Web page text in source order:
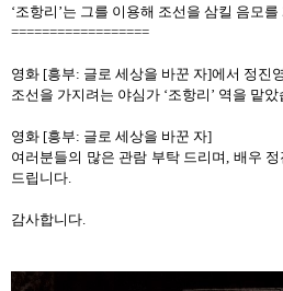
‘조항리 ’는 그를 이용해 조선을 삼킬 음모를
==================
영화 [흥부: 글로 세상을 바꾼 자]에서 정진
조선을 가지려는 야심가 ‘조항리 ’ 역을 맡았
영화 [흥부: 글로 세상을 바꾼 자]
여러분들의 많은 관람 부탁 드리며, 배우
드립니다.
감사합니다.